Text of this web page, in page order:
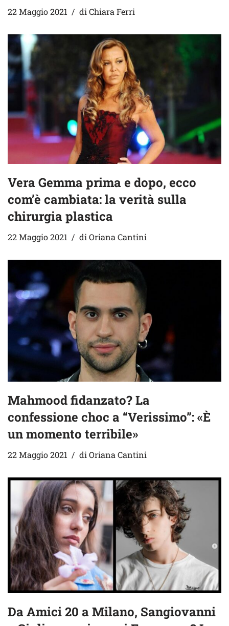
22 Maggio 2021 di Chiara Ferri
Vera Gemma prima e dopo, ecco
com’è cambiata: la verità sulla
chirurgia plastica
22 Maggio 2021 di Oriana Cantini
Mahmood fidanzato? La
confessione choc a “Verissimo”: «È
un momento terribile»
22 Maggio 2021 di Oriana Cantini
Da Amici 20 a Milano, Sangiovanni